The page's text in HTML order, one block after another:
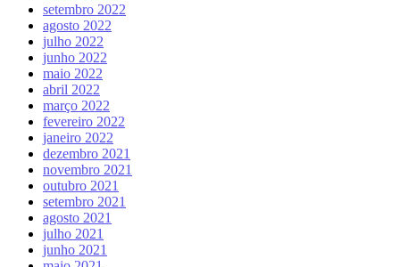
setembro 2022
agosto 2022
julho 2022
junho 2022
maio 2022
abril 2022
março 2022
fevereiro 2022
janeiro 2022
dezembro 2021
novembro 2021
outubro 2021
setembro 2021
agosto 2021
julho 2021
junho 2021